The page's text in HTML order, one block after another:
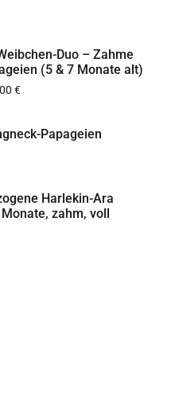
Duo – Zahme
(5 & 7 Monate alt)
€
Papageien
Harlekin-Ara
zahm, voll